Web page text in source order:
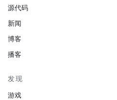
源代码
新闻
博客
播客
发现
游戏